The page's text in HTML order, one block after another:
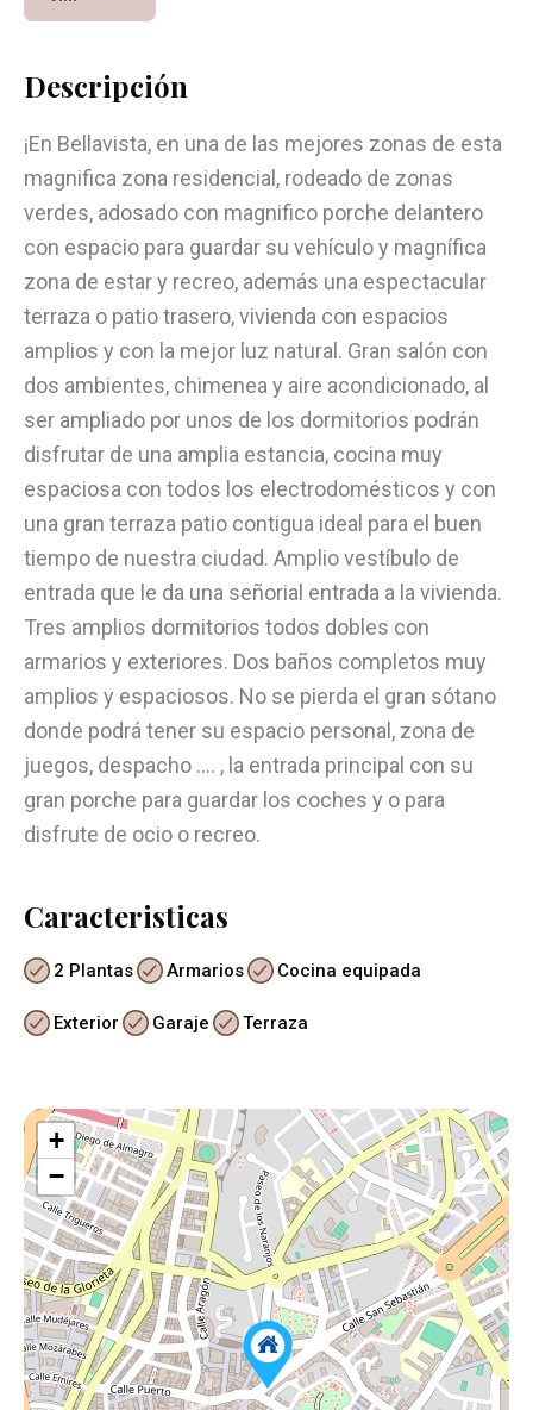
Descripción
¡En Bellavista, en una de las mejores zonas de esta
magnifica zona residencial, rodeado de zonas
verdes, adosado con magnifico porche delantero
con espacio para guardar su vehículo y magnífica
zona de estar y recreo, además una espectacular
terraza o patio trasero, vivienda con espacios
amplios y con la mejor luz natural. Gran salón con
dos ambientes, chimenea y aire acondicionado, al
ser ampliado por unos de los dormitorios podrán
disfrutar de una amplia estancia, cocina muy
espaciosa con todos los electrodomésticos y con
una gran terraza patio contigua ideal para el buen
tiempo de nuestra ciudad. Amplio vestíbulo de
entrada que le da una señorial entrada a la vivienda.
Tres amplios dormitorios todos dobles con
armarios y exteriores. Dos baños completos muy
amplios y espaciosos. No se pierda el gran sótano
donde podrá tener su espacio personal, zona de
juegos, despacho …. , la entrada principal con su
gran porche para guardar los coches y o para
disfrute de ocio o recreo.
Caracteristicas
2 Plantas Armarios Cocina equipada
Exterior Garaje Terraza
+
−